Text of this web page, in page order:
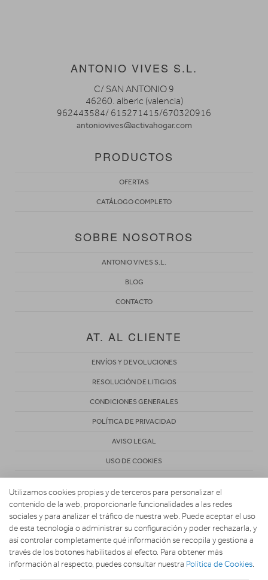
ANTONIO VIVES S.L.
C/ SAN ANTONIO 9
46260. alberic (valencia)
962443584/ 615271415/670320916
antoniovives@activahogar.com
PRODUCTOS
OFERTAS
CATÁLOGO COMPLETO
SOBRE NOSOTROS
ANTONIO VIVES S.L.
BLOG
CONTACTO
AT. AL CLIENTE
ENVÍOS Y DEVOLUCIONES
RESOLUCIÓN DE LITIGIOS
CONDICIONES GENERALES
POLÍTICA DE PRIVACIDAD
AVISO LEGAL
USO DE COOKIES
Copyright 2026. ANTONIO VIVES S.L.
Utilizamos cookies propias y de terceros para personalizar el
contenido de la web, proporcionarle funcionalidades a las redes
sociales y para analizar el tráfico de nuestra web. Puede aceptar el uso
de esta tecnología o administrar su configuración y poder rechazarla, y
así controlar completamente qué información se recopila y gestiona a
través de los botones habilitados al efecto. Para obtener más
información al respecto, puedes consultar nuestra Política de Cookies.